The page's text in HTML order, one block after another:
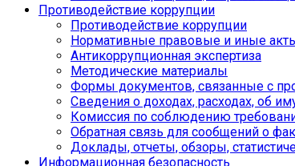
Противодействие коррупции
Противодействие коррупции
Нормативные правовые и иные
Антикоррупционная экспертиза
Методические материалы
Формы документов, связанные с
Сведения о доходах, расходах, об
Комиссия по соблюдению
Обратная связь для сообщений о
Доклады, отчеты, обзоры,
Информационная безопасность